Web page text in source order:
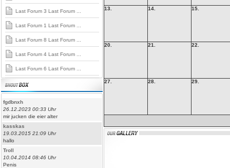
Last Forum 3 Last Forum ...
Last Forum 1 Last Forum ...
Last Forum 8 Last Forum ...
Last Forum 4 Last Forum ...
Last Forum 6 Last Forum ...
fgdbnxh
26.12.2023 00:33 Uhr
mir jucken die eier alter
kasskas
19.03.2015 21:09 Uhr
hallo
Troll
10.04.2014 08:46 Uhr
Penis
13. 14. 15.
20. 21. 22.
27. 28. 29.